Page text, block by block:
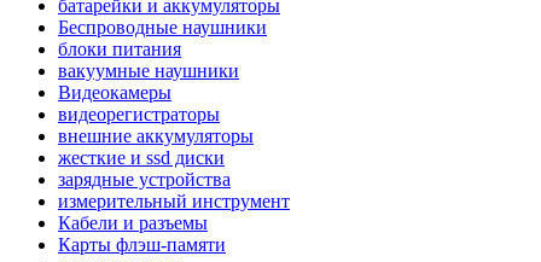
батарейки и аккумуляторы
Беспроводные наушники
блоки питания
вакуумные наушники
Видеокамеры
видеорегистраторы
внешние аккумуляторы
жесткие и ssd диски
зарядные устройства
измерительный инструмент
Кабели и разъемы
Карты флэш-памяти